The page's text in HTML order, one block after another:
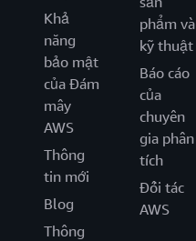
Khả
năng
bảo mật
của Đám
mây
AWS
Thông
tin mới
Blog
Thông
phẩm và
kỹ thuật
Báo cáo
của
chuyên
gia phân
tích
Đối tác
AWS